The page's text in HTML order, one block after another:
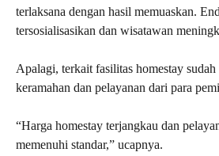
terlaksana dengan hasil memuaskan.
tersosialisasikan dan wisatawan
Apalagi, terkait fasilitas homestay
keramahan dan pelayanan dari para
“Harga homestay terjangkau dan
memenuhi standar,” ucapnya.